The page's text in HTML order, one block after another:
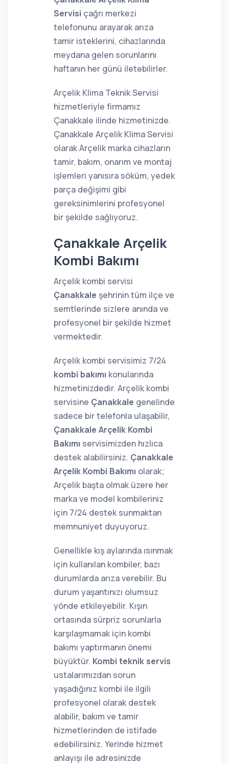
Servisi çağrı merkezi
telefonunu arayarak arıza
tamir isteklerini, cihazlarında
meydana gelen sorunlarını
haftanın her günü iletebilirler.
Arçelik Klima Teknik Servisi
hizmetleriyle firmamız
Çanakkale ilinde hizmetinizde.
Çanakkale Arçelik Klima Servisi
olarak Arçelik marka cihazların
tamir, bakım, onarım ve montaj
işlemleri yanısıra söküm, yedek
parça değişimi gibi
gereksinimlerini profesyonel
bir şekilde sağlıyoruz.
Çanakkale Arçelik
Kombi Bakımı
Arçelik kombi servisi
Çanakkale şehrinin tüm ilçe ve
semtlerinde sizlere anında ve
profesyonel bir şekilde hizmet
vermektedir.
Arçelik kombi servisimiz 7/24
kombi bakımı konularında
hizmetinizdedir. Arçelik kombi
servisine Çanakkale genelinde
sadece bir telefonla ulaşabilir,
Çanakkale Arçelik Kombi
Bakımı servisimizden hızlıca
destek alabilirsiniz. Çanakkale
Arçelik Kombi Bakımı olarak;
Arçelik başta olmak üzere her
marka ve model kombileriniz
için 7/24 destek sunmaktan
memnuniyet duyuyoruz.
Genellikle kış aylarında ısınmak
için kullanılan kombiler, bazı
durumlarda arıza verebilir. Bu
durum yaşantınızı olumsuz
yönde etkileyebilir. Kışın
ortasında sürpriz sorunlarla
karşılaşmamak için kombi
bakımı yaptırmanın önemi
büyüktür. Kombi teknik servis
ustalarımızdan sorun
yaşadığınız kombi ile ilgili
profesyonel olarak destek
alabilir, bakım ve tamir
hizmetlerinden de istifade
edebilirsiniz. Yerinde hizmet
anlayışı ile adresinizde